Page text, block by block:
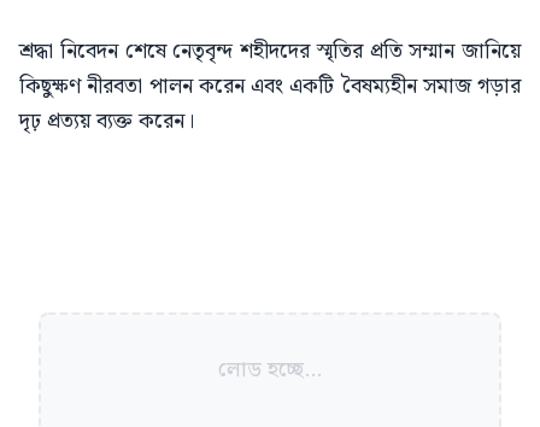
শ্রদ্ধা নিবেদন শেষে নেতৃবৃন্দ শহীদদের স্মৃতির প্রতি সম্মান জানিয়ে
কিছুক্ষণ নীরবতা পালন করেন এবং একটি বৈষম্যহীন সমাজ গড়ার
দৃঢ় প্রত্যয় ব্যক্ত করেন।
লোড হচ্ছে...